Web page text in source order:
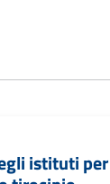
istituti per